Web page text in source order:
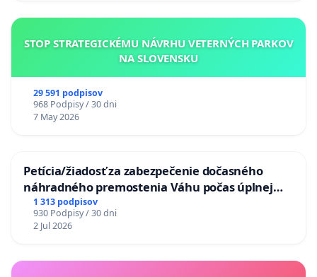
STOP STRATEGICKÉMU NÁVRHU VETERNÝCH PARKOV
NA SLOVENSKU
29 591 podpisov
968 Podpisy / 30 dni
7 May 2026
Petícia/žiadosť za zabezpečenie dočasného
náhradného premostenia Váhu počas úplnej
uzávery Vážskeho mosta v Komárne
1 313 podpisov
930 Podpisy / 30 dni
2 Jul 2026